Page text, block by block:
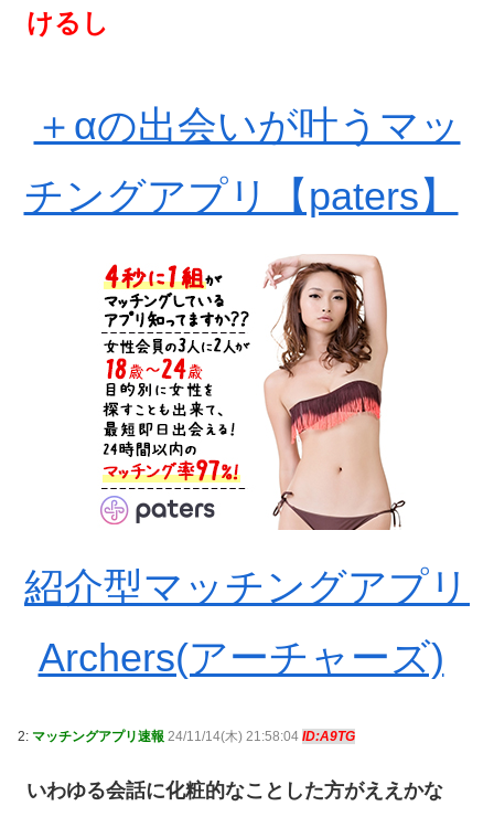
けるし
＋αの出会いが叶うマッ
チングアプリ【paters】
紹介型マッチングアプリ
Archers(アーチャーズ)
2: マッチングアプリ速報 24/11/14(木) 21:58:04 ID:A9TG
いわゆる会話に化粧的なことした方がええかな